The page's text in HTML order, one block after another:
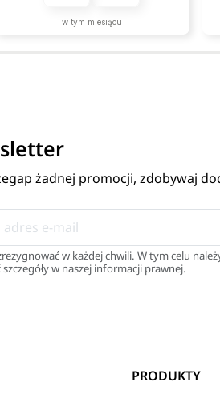
w tym miesiącu
żadnej promocji, zdobywaj
w każdej chwili. W tym celu
w naszej informacji prawnej.
PRODUKTY